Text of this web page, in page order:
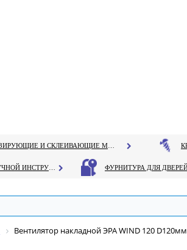
Вентилятор накладной ЭРА WIND 120 D120мм